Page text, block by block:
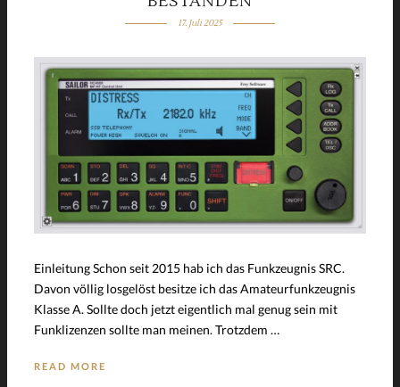
17. Juli 2025
Einleitung Schon seit 2015 hab ich das Funkzeugnis SRC.
Davon völlig losgelöst besitze ich das Amateurfunkzeugnis
Klasse A. Sollte doch jetzt eigentlich mal genug sein mit
Funklizenzen sollte man meinen. Trotzdem …
READ MORE